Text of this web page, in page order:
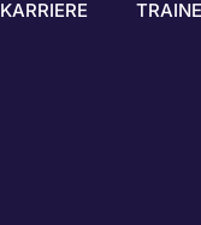
KARRIERE